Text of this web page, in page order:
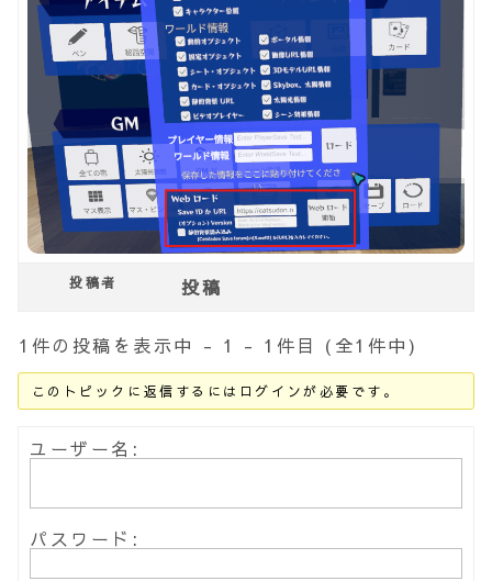
投稿者 投稿
1件の投稿を表示中 - 1 - 1件目 (全1件中)
このトピックに返信するにはログインが必要です。
ユーザー名:
パスワード: